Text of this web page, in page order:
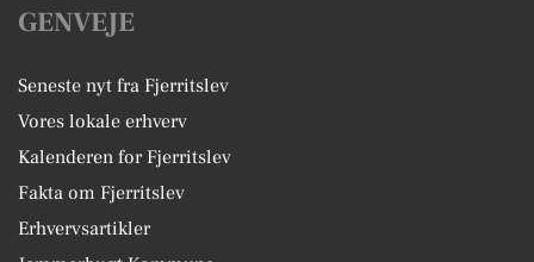
GENVEJE
Seneste nyt fra Fjerritslev
Vores lokale erhverv
Kalenderen for Fjerritslev
Fakta om Fjerritslev
Erhvervsartikler